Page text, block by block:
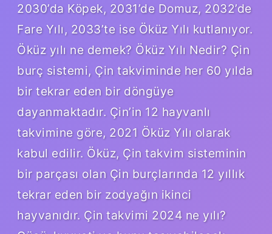
2030’da Köpek, 2031’de Domuz, 2032’de
Fare Yılı, 2033’te ise Öküz Yılı kutlanıyor.
Öküz yılı ne demek? Öküz Yılı Nedir? Çin
burç sistemi, Çin takviminde her 60 yılda
bir tekrar eden bir döngüye
dayanmaktadır. Çin’in 12 hayvanlı
takvimine göre, 2021 Öküz Yılı olarak
kabul edilir. Öküz, Çin takvim sisteminin
bir parçası olan Çin burçlarında 12 yıllık
tekrar eden bir zodyağın ikinci
hayvanıdır. Çin takvimi 2024 ne yılı?